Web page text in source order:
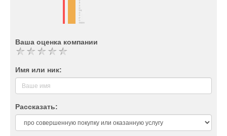
Ваша оценка компании
Имя или ник:
Рассказать: